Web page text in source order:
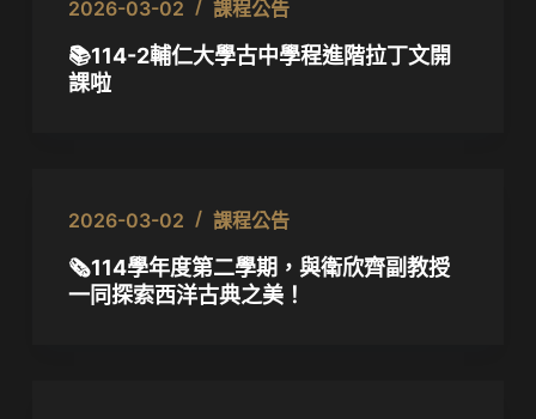
2026-03-02 課程公告
📚114-2輔仁大學古中學程進階拉丁文開
課啦
2026-03-02 課程公告
🗞️114學年度第二學期，與衛欣齊副教授
一同探索西洋古典之美！